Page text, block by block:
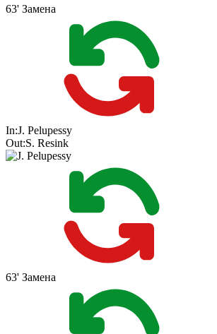
63' Замена
In:J. Pelupessy
Out:S. Resink
63' Замена